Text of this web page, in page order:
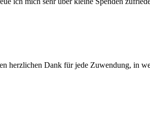
herzlichen Dank für jede Zuwendung, in